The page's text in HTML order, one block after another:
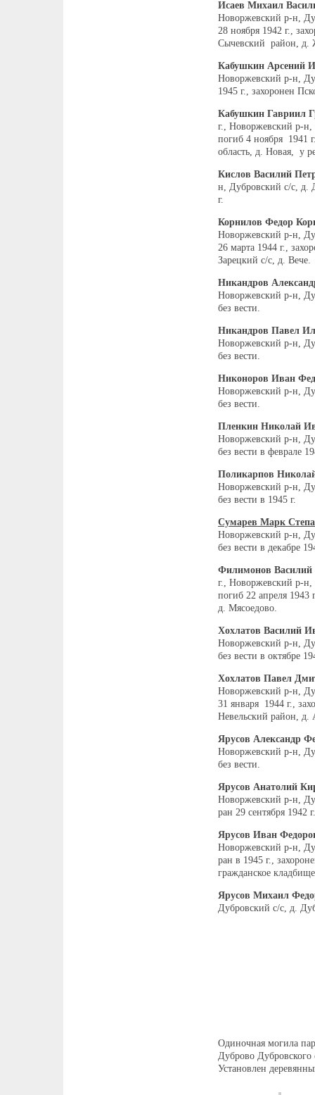
Исаев Михаил
Новоржевский р-н,
28 ноября 1942 г.,
Сычевский район, д.
Кабушкин Арсений
Новоржевский р-н,
1945 г., захоронен
Кабушкин Гавриил
г., Новоржевский р-
погиб 4 ноября 1941
область, д. Новая, у
Кислов Василий
н, Дубровский с/с, д.
г.
Корнилов Федор
Новоржевский р-н,
26 марта 1944 г.,
Зарецкий с/с, д. Вече.
Никандров
Новоржевский р-н,
без вести.
Никандров Павел
Новоржевский р-н,
без вести.
Никоноров Иван
Новоржевский р-н,
без вести.
Пленкин Николай
Новоржевский р-н,
без вести в феврале
Поликарпов
Новоржевский р-н,
без вести в 1945 г.
Сумарев Марк
Новоржевский р-н,
без вести в декабре
Филимонов Василий
г., Новоржевский р-
погиб 22 апреля 1943
д. Мясоедово.
Хохлатов Василий
Новоржевский р-н,
без вести в октябре
Хохлатов Павел
Новоржевский р-н,
31 января 1944 г.,
Невельский район, д.
Ярусов Александр
Новоржевский р-н,
без вести.
Ярусов Анатолий
Новоржевский р-н,
ран 29 сентября 1942 г.
Ярусов Иван
Новоржевский р-н,
ран в 1945 г.,
гражданское
Ярусов Михаил
Дубровский с/с, д.
Одиночная могила
Дуброво Дубровского
Установлен